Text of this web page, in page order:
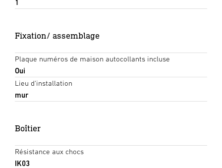
1
Fixation/ assemblage
Plaque numéros de maison autocollants incluse
Oui
Lieu d'installation
mur
Boîtier
Résistance aux chocs
IK03